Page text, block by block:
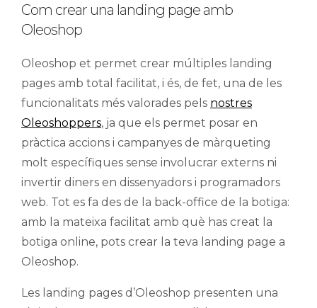
Com crear una landing page amb
Oleoshop
Oleoshop et permet crear múltiples landing
pages amb total facilitat, i és, de fet, una de les
funcionalitats més valorades pels nostres
Oleoshoppers, ja que els permet posar en
pràctica accions i campanyes de màrqueting
molt específiques sense involucrar externs ni
invertir diners en dissenyadors i programadors
web. Tot es fa des de la back-office de la botiga:
amb la mateixa facilitat amb què has creat la
botiga online, pots crear la teva landing page a
Oleoshop.
Les landing pages d’Oleoshop presenten una